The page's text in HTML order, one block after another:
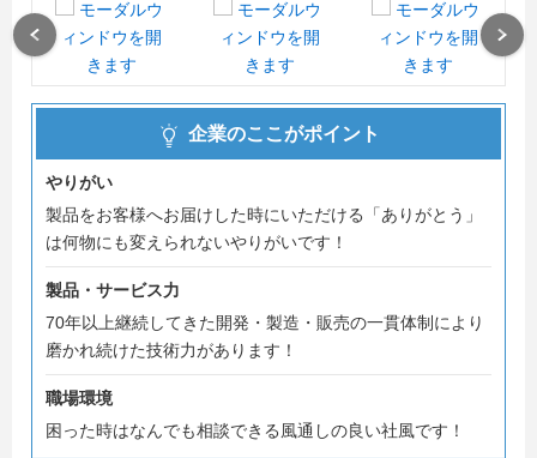
ゼロから製品を生み出す面白さ、
その製品が現場で使われるやりがいを、
会社説明会でぜひ感じてください。
Web会社説明会、先輩社員座談会の予約を受付中です。
みなさんのご参加をお待ちしております。
企業のここがポイント
やりがい
製品をお客様へお届けした時にいただける「ありがとう」
は何物にも変えられないやりがいです！
製品・サービス力
70年以上継続してきた開発・製造・販売の一貫体制により
磨かれ続けた技術力があります！
職場環境
困った時はなんでも相談できる風通しの良い社風です！